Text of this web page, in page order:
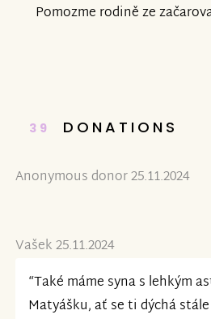
Pomozme rodině ze
39 DONATIONS
Anonymous donor 25.11.2024
Vašek 25.11.2024
“Také máme syna s lehkým
Matyášku, ať se ti dýchá stále